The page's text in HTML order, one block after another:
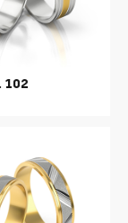
102